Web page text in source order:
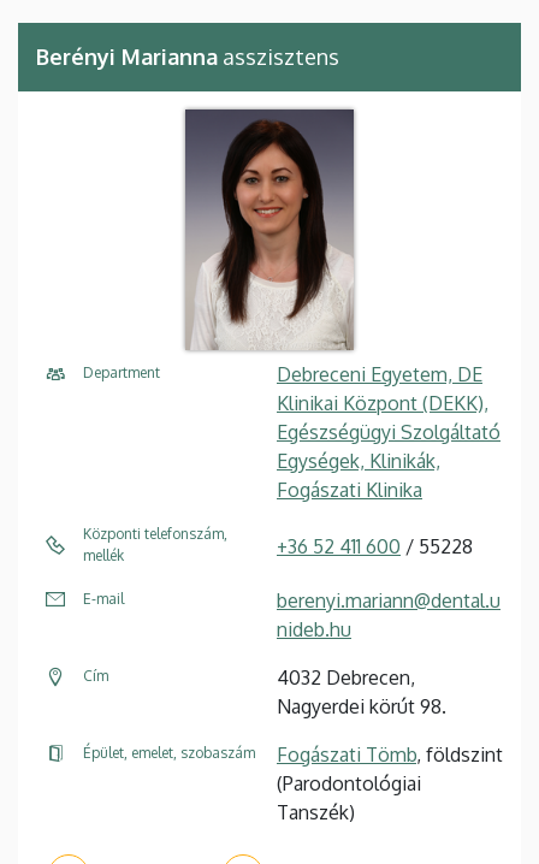
Berényi Marianna asszisztens
Department
Debreceni Egyetem, DE
Klinikai Központ (DEKK),
Egészségügyi Szolgáltató
Egységek, Klinikák,
Fogászati Klinika
Központi telefonszám,
mellék
+36 52 411 600 / 55228
E-mail
berenyi.mariann@dental.u
nideb.hu
Cím
4032 Debrecen,
Nagyerdei körút 98.
Épület, emelet, szobaszám Fogászati Tömb, földszint
(Parodontológiai
Tanszék)